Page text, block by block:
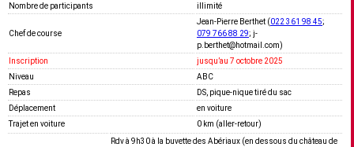
Nombre de participants
illimité
Chef de course
Jean-Pierre Berthet (022 361 98 45;
079 766 88 29; j-
p.berthet@hotmail.com)
Inscription
jusquʼau 7 octobre 2025
Niveau
ABC
Repas
DS, pique-nique tiré du sac
Déplacement
en voiture
Trajet en voiture
0 km (aller-retour)
Rdv à 9h30 à la buvette des Abériaux (en dessous du château de